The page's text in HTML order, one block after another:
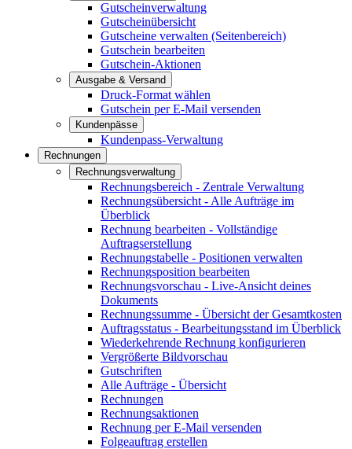
Gutscheinverwaltung
Gutscheinübersicht
Gutscheine verwalten (Seitenbereich)
Gutschein bearbeiten
Gutschein-Aktionen
Ausgabe & Versand
Druck-Format wählen
Gutschein per E-Mail versenden
Kundenpässe
Kundenpass-Verwaltung
Rechnungen
Rechnungsverwaltung
Rechnungsbereich - Zentrale Verwaltung
Rechnungsübersicht - Alle Aufträge im
Überblick
Rechnung bearbeiten - Vollständige
Auftragserstellung
Rechnungstabelle - Positionen verwalten
Rechnungsposition bearbeiten
Rechnungsvorschau - Live-Ansicht deines
Dokuments
Rechnungssumme - Übersicht der Gesamtkosten
Auftragsstatus - Bearbeitungsstand im Überblick
Wiederkehrende Rechnung konfigurieren
Vergrößerte Bildvorschau
Gutschriften
Alle Aufträge - Übersicht
Rechnungen
Rechnungsaktionen
Rechnung per E-Mail versenden
Folgeauftrag erstellen